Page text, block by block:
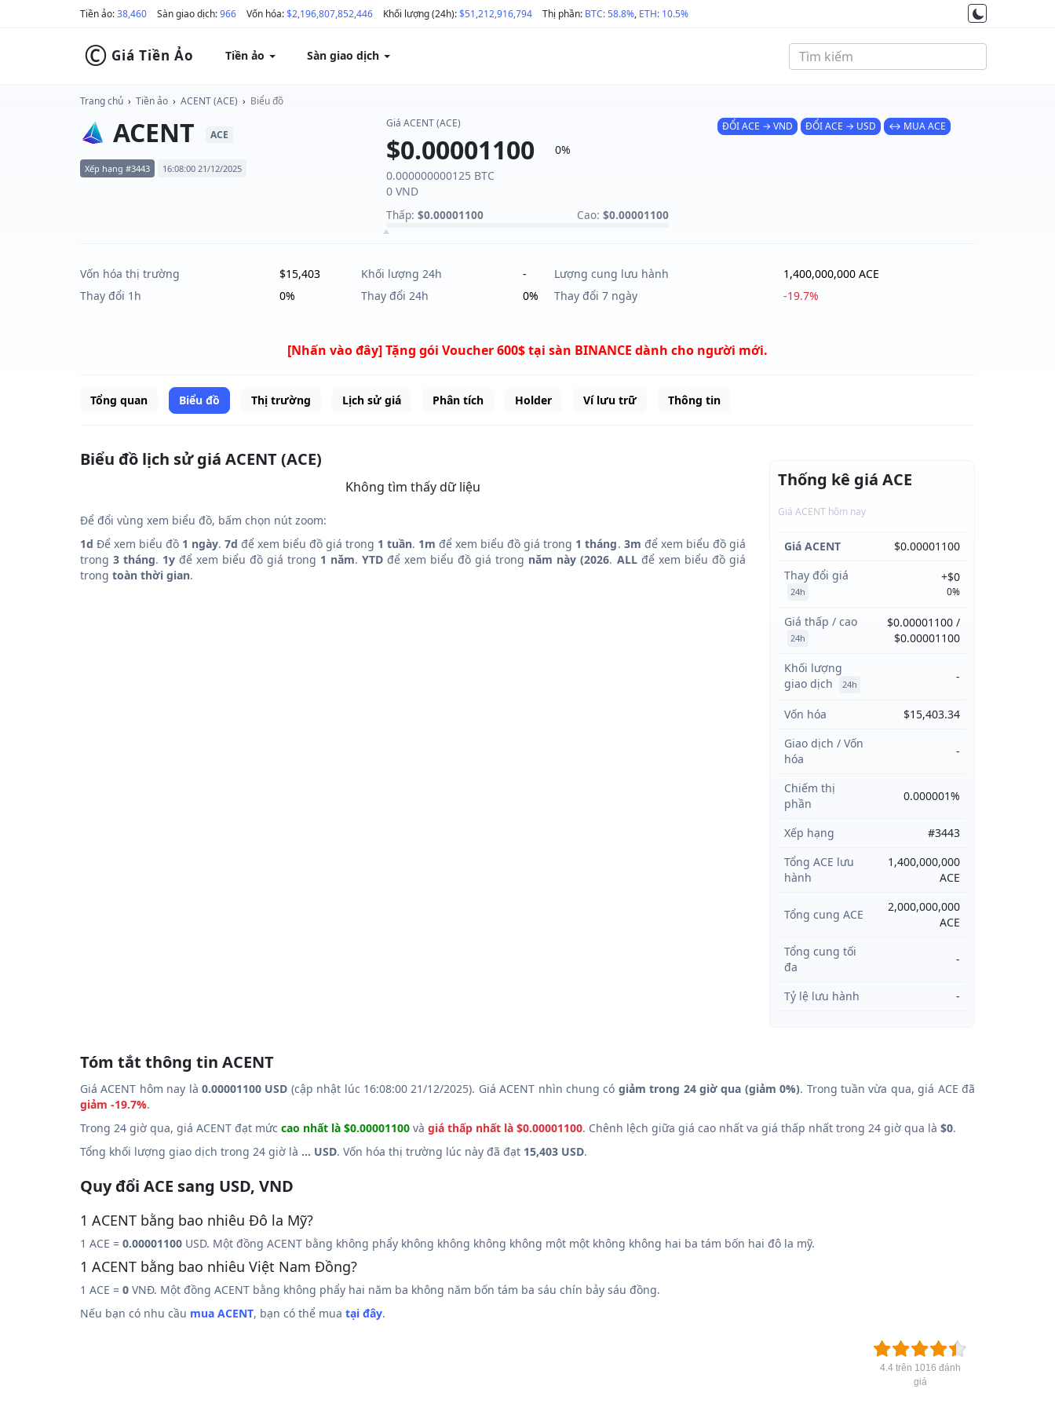
Tiền ảo:38,460 Sàn giao dịch:966 Vốn hóa:$2,196,807,852,446 Khối lượng (24h):$51,212,916,794 Thị phần: BTC: 58.8%, ETH: 10.5%
© Giá Tiền Ảo Tiền ảo Sàn giao dịch
Trang chủ › Tiền ảo › ACENT (ACE) › Biểu đồ
ACENT ACE
Xếp hạng #3443 16:08:00 21/12/2025
Giá ACENT (ACE)
$0.00001100
0%
0.000000000125 BTC
0 VND
Thấp: $0.00001100 Cao: $0.00001100
ĐỔI ACE → VND ĐỔI ACE → USD ↔ MUA ACE
Vốn hóa thị trường $15,403 Khối lượng 24h - Lượng cung lưu hành
1,400,000,000 ACE
Thay đổi 1h
0% Thay đổi 24h 0% Thay đổi 7 ngày -19.7%
[Nhấn vào đây] Tặng gói Voucher 600$ tại sàn BINANCE dành cho người mới.
Tổng quan Biểu đồ Thị trường Lịch sử giá Phân tích Holder Ví lưu trữ Thông tin
Biểu đồ lịch sử giá ACENT (ACE)
Không tìm thấy dữ liệu
Để đổi vùng xem biểu đồ, bấm chọn nút zoom:
1d Để xem biểu đồ 1 ngày.7d để xem biểu đồ giá trong 1 tuần. 1m để xem biểu đồ giá trong 1 tháng. 3m để xem biểu đồ giá
trong3 tháng. 1y để xem biểu đồ giá trong 1 năm.YTD để xem biểu đồ giá trong năm này (2026. ALLđể xem biểu đồ giá
trong toàn thời gian.
Thống kê giá ACE
Giá ACENT hôm nay
Giá ACENT
$0.00001100
Thay đổi giá
24h
+$0
0%
Giá thấp / cao
24h
$0.00001100 /
$0.00001100
Khối lượng
giao dịch
24h
-
Vốn hóa
$15,403.34
Giao dịch / Vốn
hóa
-
Chiếm thị
phần
0.000001%
Xếp hạng
#3443
Tổng ACE lưu
hành
1,400,000,000
ACE
Tổng cung ACE
2,000,000,000
ACE
Tổng cung tối
đa
-
Tỷ lệ lưu hành -
Tóm tắt thông tin ACENT
Giá ACENT hôm nay là 0.00001100 USD (cập nhật lúc 16:08:00 21/12/2025). Giá ACENT nhìn chung có giảm trong 24 giờ qua (giảm 0%). Trong tuần vừa qua, giá ACE đã
giảm -19.7%.
Trong 24 giờ qua, giá ACENT đạt mức cao nhất là $0.00001100 và giá thấp nhất là $0.00001100. Chênh lệch giữa giá cao nhất va giá thấp nhất trong 24 giờ qua là $0.
Tổng khối lượng giao dịch trong 24 giờ là ... USD. Vốn hóa thị trường lúc này đã đạt 15,403 USD.
Quy đổi ACE sang USD, VND
1 ACENT bằng bao nhiêu Đô la Mỹ?
1 ACE = 0.00001100 USD. Một đồng ACENT bằng không phẩy không không không không một một không không hai ba tám bốn hai đô la mỹ.
1 ACENT bằng bao nhiêu Việt Nam Đồng?
1 ACE = 0 VNĐ. Một đồng ACENT bằng không phẩy hai năm ba không năm bốn tám ba sáu chín bảy sáu đồng.
Nếu bạn có nhu cầu mua ACENT, bạn có thể mua tại đây.
4.4 trên 1016 đánh
giá